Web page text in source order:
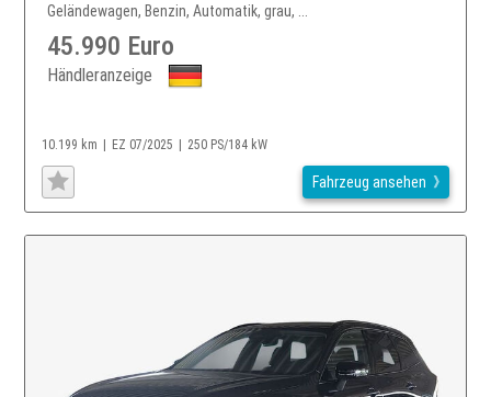
Geländewagen, Benzin, Automatik, grau, ...
45.990 Euro
Händleranzeige
10.199 km EZ 07/2025 250 PS/184 kW
Fahrzeug ansehen